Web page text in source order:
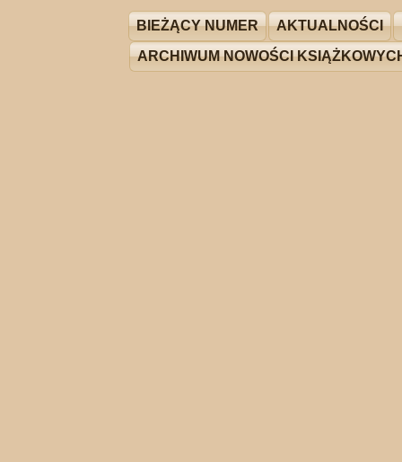
BIEŻĄCY NUMER AKTUALNOŚCI
ARCHIWUM NOWOŚCI